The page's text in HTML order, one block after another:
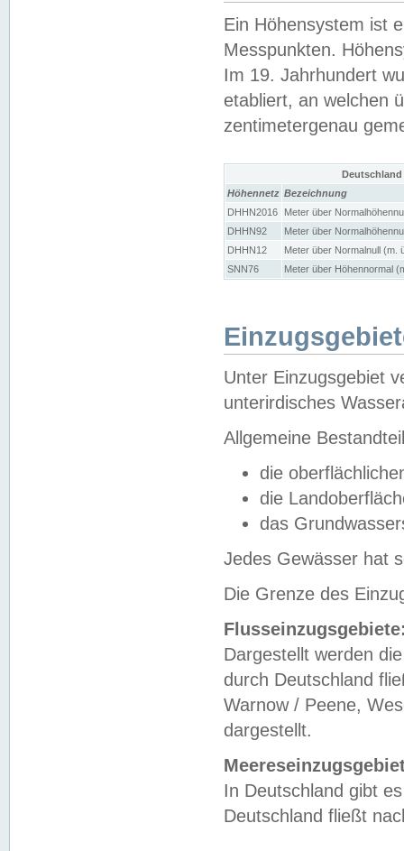
Ein Höhensystem ist
Messpunkten.
Im 19. Jahrhundert
etabliert, an welchen
zentimetergenau
Höhennetz Bezeichnung
DHHN2016
Meter über
DHHN92
Meter über
DHHN12
Meter über Normalnull (m.
SNN76
Meter über Höhennormal
Unter Einzugsgebiet
unterirdisches
Allgemeine
die
die
das
Jedes Gewässer hat
Die Grenze des
Dargestellt werden
durch Deutschland
Warnow / Peene,
dargestellt.
In Deutschland gibt
Deutschland fließt